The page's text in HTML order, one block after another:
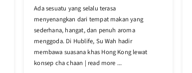
Ada sesuatu yang selalu terasa
menyenangkan dari tempat makan yang
sederhana, hangat, dan penuh aroma
menggoda. Di Hublife, Su Wah hadir
membawa suasana khas Hong Kong lewat
konsep cha chaan | read more ...